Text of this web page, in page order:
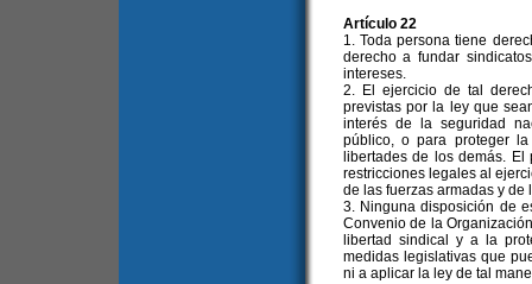
Artículo 22
1. Toda persona tiene
derecho a fundar
intereses.
2. El ejercicio de tal
previstas por la ley que
interés de la seguridad
público, o para proteger
libertades de los demás.
restricciones legales al
de las fuerzas armadas y de
3. Ninguna disposición de
Convenio de la
libertad sindical y a la
medidas legislativas que
ni a aplicar la ley de tal